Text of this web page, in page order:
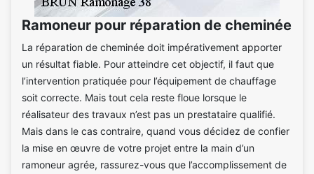
Ramoneur pour réparation de cheminée
La réparation de cheminée doit impérativement apporter
un résultat fiable. Pour atteindre cet objectif, il faut que
l’intervention pratiquée pour l’équipement de chauffage
soit correcte. Mais tout cela reste floue lorsque le
réalisateur des travaux n’est pas un prestataire qualifié.
Mais dans le cas contraire, quand vous décidez de confier
la mise en œuvre de votre projet entre la main d’un
ramoneur agrée, rassurez-vous que l’accomplissement de